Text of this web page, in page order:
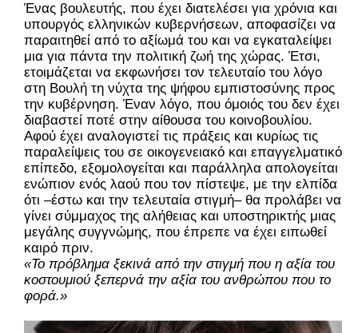
Ένας βουλευτής, που έχει διατελέσει για χρόνια και
υπουργός ελληνικών κυβερνήσεων, αποφασίζει να
παραιτηθεί από το αξίωμά του και να εγκαταλείψει
μια για πάντα την πολιτική ζωή της χώρας. Έτσι,
ετοιμάζεται να εκφωνήσει τον τελευταίο του λόγο
στη Βουλή τη νύχτα της ψήφου εμπιστοσύνης προς
την κυβέρνηση. Έναν λόγο, που όμοιός του δεν έχει
διαβαστεί ποτέ στην αίθουσα του κοινοβουλίου.
Αφού έχει αναλογιστεί τις πράξεις και κυρίως τις
παραλείψεις του σε οικογενειακό και επαγγελματικό
επίπεδο, εξομολογείται και παράλληλα απολογείται
ενώπιον ενός λαού που τον πίστεψε, με την ελπίδα
ότι –έστω και την τελευταία στιγμή– θα προλάβει να
γίνει σύμμαχος της αλήθειας και υποστηρικτής μιας
μεγάλης συγγνώμης, που έπρεπε να έχει ειπωθεί
καιρό πριν.
«Το πρόβλημα ξεκινά από την στιγμή που η αξία του
κοστουμιού ξεπερνά την αξία του ανθρώπου που το
φορά.»